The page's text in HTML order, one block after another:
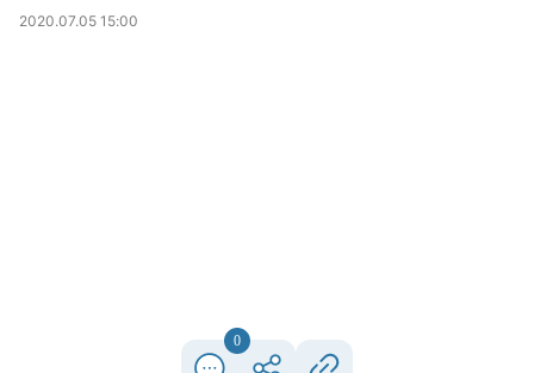
2020.07.05 15:00
0